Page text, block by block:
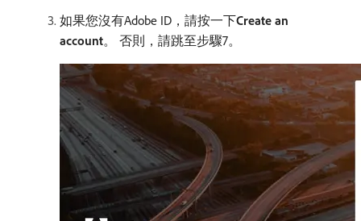
如果您沒有Adobe ID，請按一下​Create an
account。 否則，請跳至步驟7。